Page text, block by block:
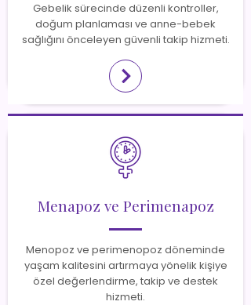
Gebelik sürecinde düzenli kontroller,
doğum planlaması ve anne-bebek
sağlığını önceleyen güvenli takip hizmeti.
Menapoz ve Perimenapoz
Menopoz ve perimenopoz döneminde
yaşam kalitesini artırmaya yönelik kişiye
özel değerlendirme, takip ve destek
hizmeti.